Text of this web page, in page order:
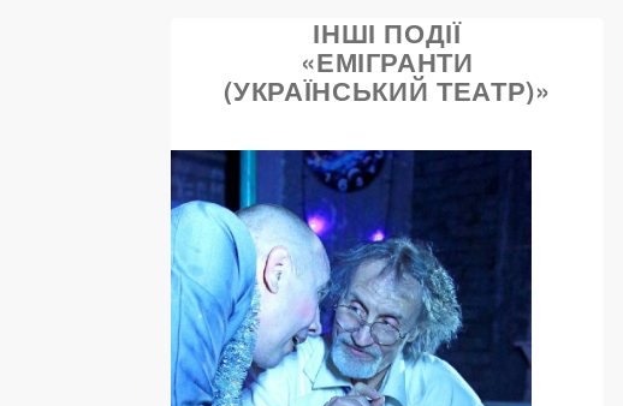
ІНШІ ПОДІЇ
«ЕМІГРАНТИ
(УКРАЇНСЬКИЙ ТЕАТР)»